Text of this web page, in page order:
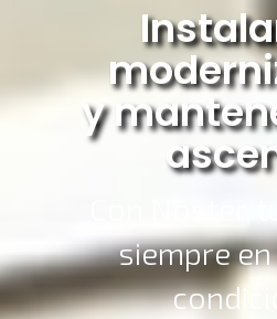
y
siempre